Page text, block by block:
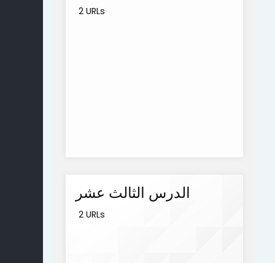
2 URLs
الدرس الثالث عشر
2 URLs